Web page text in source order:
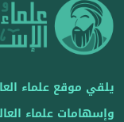
يلقي موقع علماء
وإسهامات علماء